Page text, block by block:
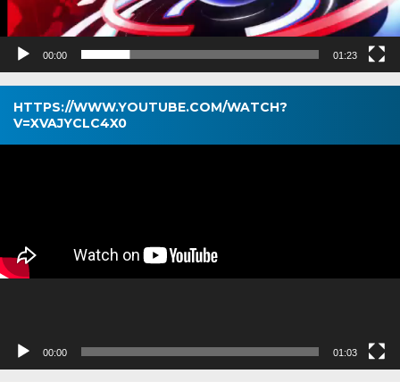
00:00 01:23
HTTPS://WWW.YOUTUBE.COM/WATCH?
V=XVAJYCLC4X0
Pemutar
00:00 01:03